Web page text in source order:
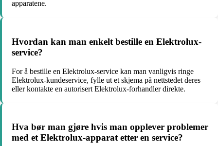
apparatene.
Hvordan kan man enkelt bestille en Elektrolux-
service?
For å bestille en Elektrolux-service kan man vanligvis ringe
Elektrolux-kundeservice, fylle ut et skjema på nettstedet deres
eller kontakte en autorisert Elektrolux-forhandler direkte.
Hva bør man gjøre hvis man opplever problemer
med et Elektrolux-apparat etter en service?